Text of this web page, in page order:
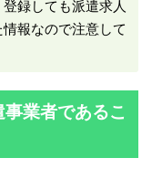
録しても派遣求人
報なので注意して
業者であるこ